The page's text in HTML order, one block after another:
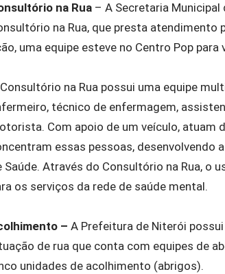
na Rua – A Secretaria
na Rua, que presta atendimento
uma equipe esteve no Centro Pop
na Rua possui uma equipe
técnico de enfermagem,
Com apoio de um veículo, atuam
essas pessoas, desenvolvendo
Saúde. Através do Consultório na Rua, o
os serviços da rede de saúde mental.
– A Prefeitura de Niterói
de rua que conta com equipes de
unidades de acolhimento (abrigos).